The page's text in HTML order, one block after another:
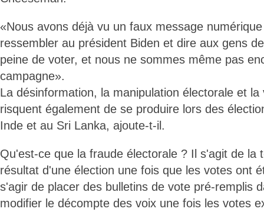
«Nous avons déjà vu un faux message
ressembler au président Biden et dire aux gens
peine de voter, et nous ne sommes même pas
campagne».
La désinformation, la manipulation électorale et la
risquent également de se produire lors des
Inde et au Sri Lanka, ajoute-t-il.
Qu'est-ce que la fraude électorale ? Il s'agit de la
résultat d'une élection une fois que les votes ont
s'agir de placer des bulletins de vote pré-remplis
modifier le décompte des voix une fois les votes